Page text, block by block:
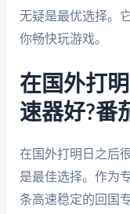
无疑是最优选择。
你畅快玩游戏。
在国外打
速器好?番
在国外打明日之后
是最佳选择。作为
条高速稳定的回国